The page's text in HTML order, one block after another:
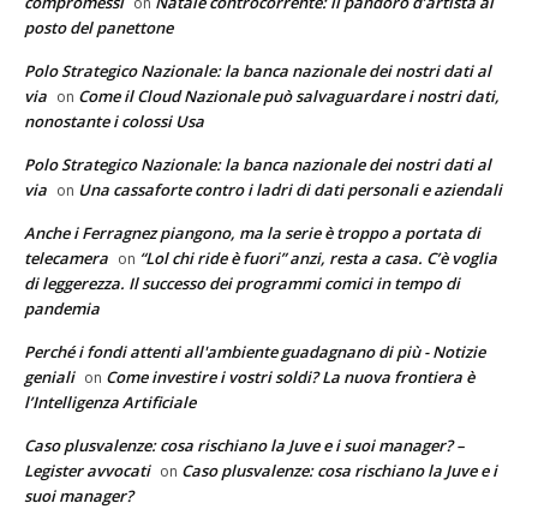
posto del panettone
Polo Strategico Nazionale: la banca nazionale dei nostri dati al
via on Come il Cloud Nazionale può salvaguardare i nostri dati,
nonostante i colossi Usa
Polo Strategico Nazionale: la banca nazionale dei nostri dati al
via on Una cassaforte contro i ladri di dati personali e aziendali
Anche i Ferragnez piangono, ma la serie è troppo a portata di
telecamera on “Lol chi ride è fuori” anzi, resta a casa. C’è voglia
di leggerezza. Il successo dei programmi comici in tempo di
pandemia
Perché i fondi attenti all'ambiente guadagnano di più - Notizie
geniali on Come investire i vostri soldi? La nuova frontiera è
l’Intelligenza Artificiale
Caso plusvalenze: cosa rischiano la Juve e i suoi manager? –
Legister avvocati on Caso plusvalenze: cosa rischiano la Juve e i
suoi manager?